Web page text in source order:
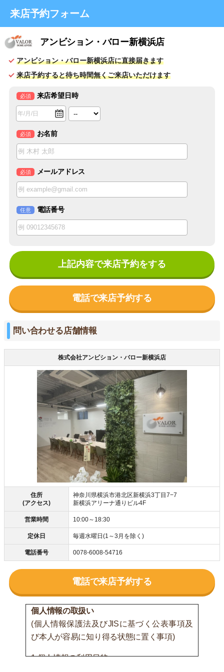
来店予約フォーム
アンビション・バロー新横浜店
アンビション・バロー新横浜店に直接届きます
来店予約すると待ち時間無くご来店いただけます
必須 来店希望日時
必須 お名前
必須 メールアドレス
任意 電話番号
上記内容で来店予約をする
電話で来店予約する
問い合わせる店舗情報
株式会社アンビション・バロー新横浜店
住所
(アクセス)
神奈川県横浜市港北区新横浜3丁目7−7
新横浜アリーナ通りビル4F
営業時間 10:00～18:30
定休日 毎週水曜日(1～3月を除く)
電話番号 0078-6008-54716
電話で来店予約する
個人情報の取扱い
(個人情報保護法及びJISに基づく公表事項及
び本人が容易に知り得る状態に置く事項)
1.個人情報の利用目的